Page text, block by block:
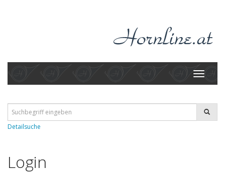
Toggle
Detailsuche
Login